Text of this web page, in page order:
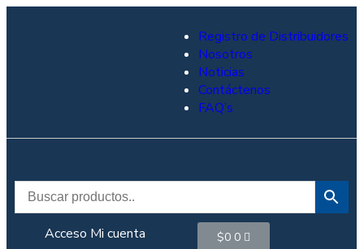
Registro de Distribuidores
Nosotros
Noticias
Contáctenos
FAQ’s
Acceso Mi cuenta $0 0